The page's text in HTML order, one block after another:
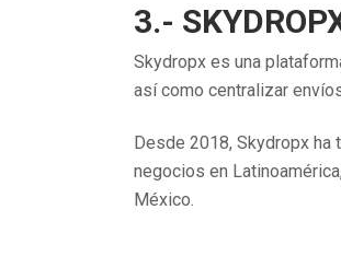
3.-
Skydropx es una
así como centralizar
Desde 2018, Skydropx ha
negocios en
México.